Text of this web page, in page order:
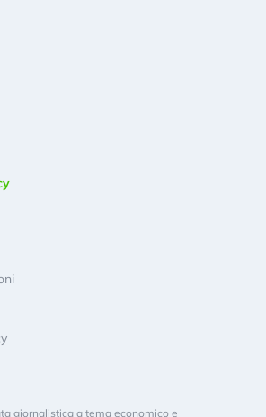
giornalistica a tema economico e